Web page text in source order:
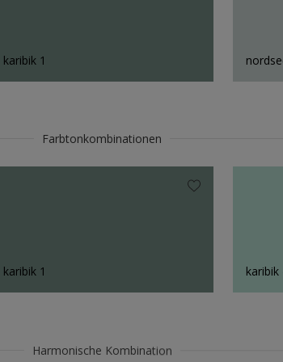
karibik 1
Farbtonkombinationen
karibik 1 karibik
Harmonische Kombination